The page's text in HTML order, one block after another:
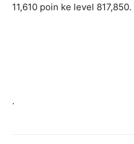
11,610 poin ke level 817,850.
.